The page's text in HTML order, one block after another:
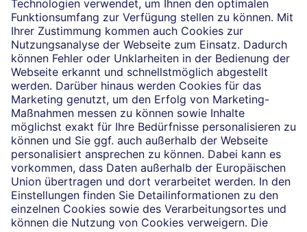
Impressum
Rechtliche Hinweise
Datenschutz